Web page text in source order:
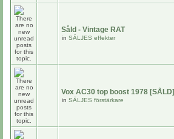
Såld - Vintage RAT
in SÄLJES effekter
Vox AC30 top boost 1978 [SÅLD]
in SÄLJES förstärkare